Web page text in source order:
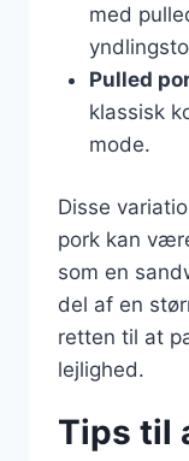
med
Pulled
klassisk
mode.
Disse
pork kan
som en
del af en
retten til at
lejlighed.
Tips til